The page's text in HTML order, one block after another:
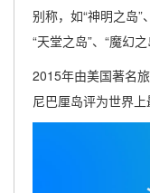
别称，如“神明之岛”
“天堂之岛”、“魔幻之
2015年由美国著名
尼巴厘岛评为世界上